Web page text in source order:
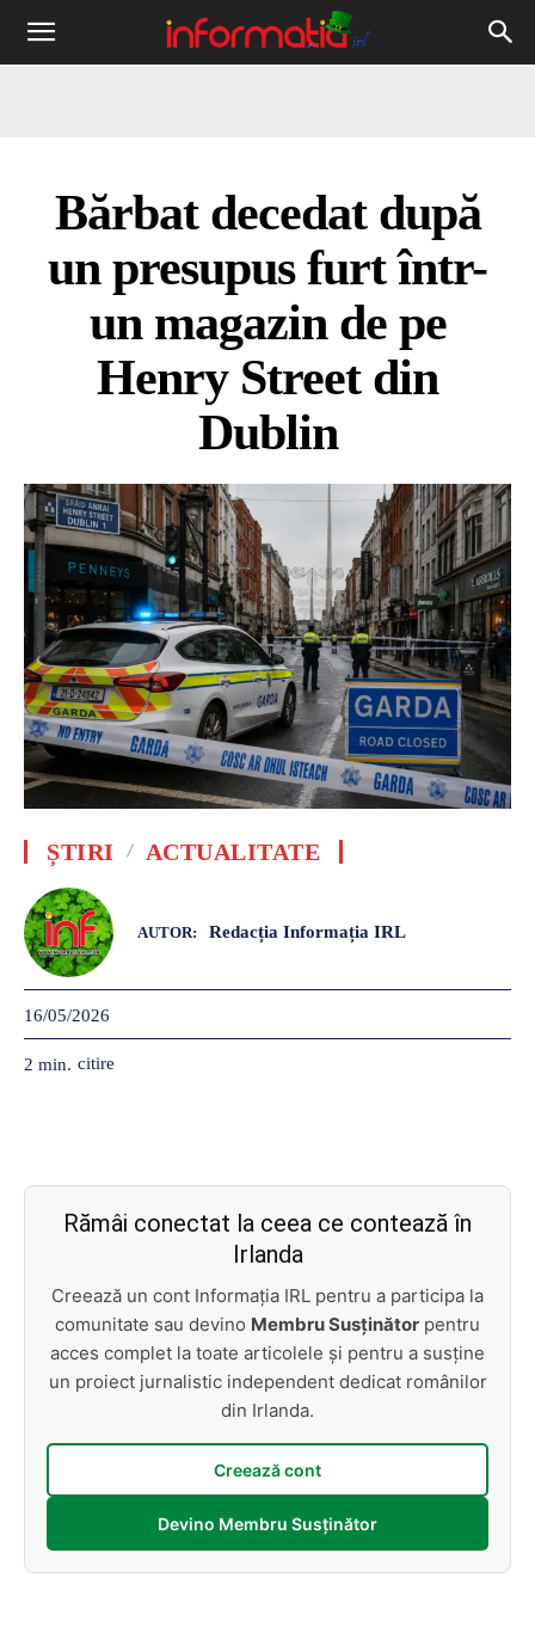
Informația
Bărbat decedat după
un presupus furt într-
un magazin de pe
Henry Street din
Dublin
ȘTIRI ACTUALITATE
AUTOR: Redacția Informația IRL
16/05/2026
2 min. citire
Rămâi conectat la ceea ce contează în
Irlanda
Creează un cont Informația IRL pentru a participa la
comunitate sau devino Membru Susținător pentru
acces complet la toate articolele și pentru a susține
un proiect jurnalistic independent dedicat românilor
din Irlanda.
Creează cont
Devino Membru Susținător